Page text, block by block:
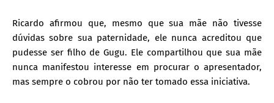
Ricardo afirmou que, mesmo que sua mãe não tivesse
dúvidas sobre sua paternidade, ele nunca acreditou que
pudesse ser filho de Gugu. Ele compartilhou que sua mãe
nunca manifestou interesse em procurar o apresentador,
mas sempre o cobrou por não ter tomado essa iniciativa.